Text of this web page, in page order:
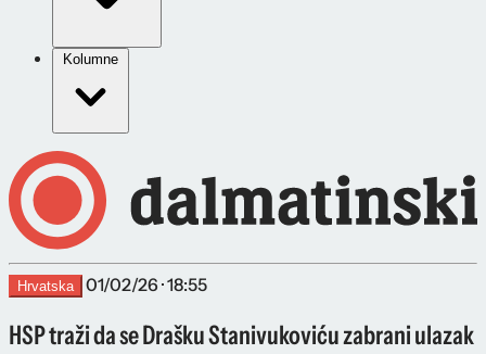
Kolumne
Hrvatska 01/02/26 · 18:55
HSP traži da se Drašku Stanivukoviću zabrani ulazak